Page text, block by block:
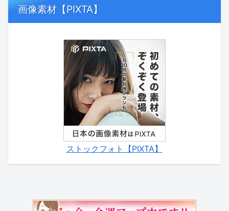
画像素材【PIXTA】
ストックフォト【PIXTA】